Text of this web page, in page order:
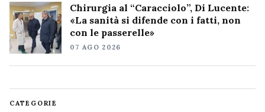
Chirurgia al “Caracciolo”, Di Lucente:
«La sanità si difende con i fatti, non
con le passerelle»
07 AGO 2026
CATEGORIE